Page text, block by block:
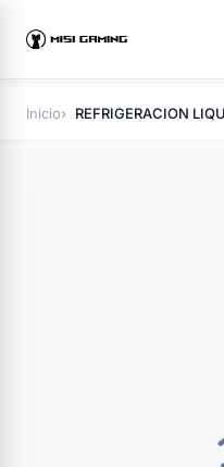
Inicio REFRIGERACION